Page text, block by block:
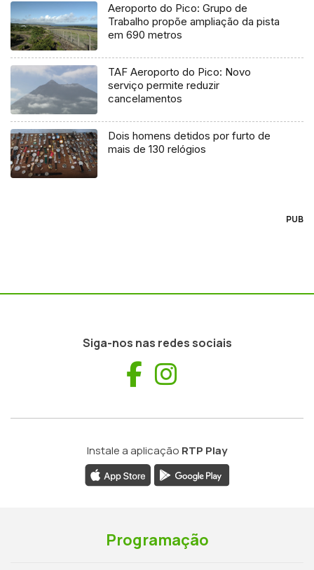
Aeroporto do Pico: Grupo de
Trabalho propõe ampliação da pista
em 690 metros
TAF Aeroporto do Pico: Novo
serviço permite reduzir
cancelamentos
Dois homens detidos por furto de
mais de 130 relógios
PUB
Siga-nos nas redes sociais
Facebook
Instale a aplicação RTP Play
Programação